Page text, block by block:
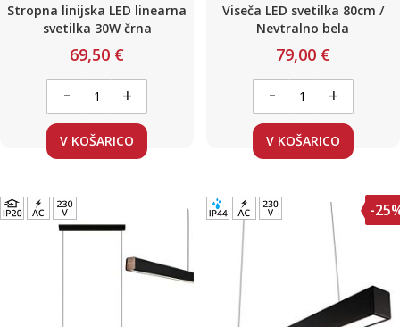
Stropna linijska LED linearna
svetilka 30W črna
69,50 €
- +
V KOŠARICO
Viseča LED svetilka 80cm /
Nevtralno bela
79,00 €
- +
V KOŠARICO
-